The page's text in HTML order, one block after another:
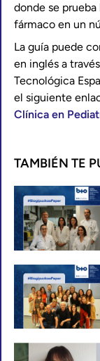
donde se
fármaco en un
La guía puede
en inglés a
Tecnológica
el siguiente
Clínica en
TAMBIÉN TE